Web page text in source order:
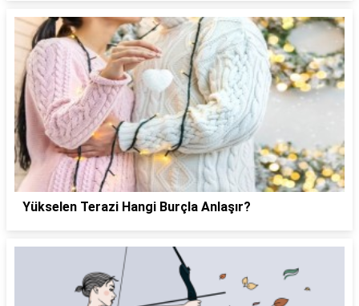
Yükselen Terazi Hangi Burçla Anlaşır?